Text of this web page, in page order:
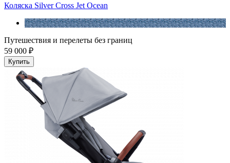
Коляска Silver Cross Jet Ocean
Путешествия и перелеты без границ
59 000 ₽
Купить